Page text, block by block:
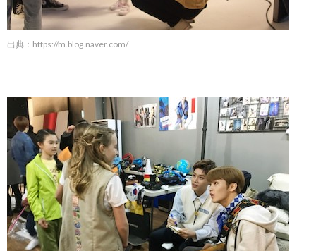
出典： https://m.blog.naver.com/